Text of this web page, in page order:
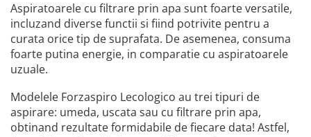
Aspiratoarele cu filtrare prin apa sunt foarte versatile,
incluzand diverse functii si fiind potrivite pentru a
curata orice tip de suprafata. De asemenea, consuma
foarte putina energie, in comparatie cu aspiratoarele
uzuale.
Modelele Forzaspiro Lecologico au trei tipuri de
aspirare: umeda, uscata sau cu filtrare prin apa,
obtinand rezultate formidabile de fiecare data! Astfel,